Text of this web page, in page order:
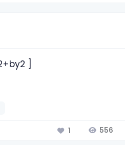
]
1 556